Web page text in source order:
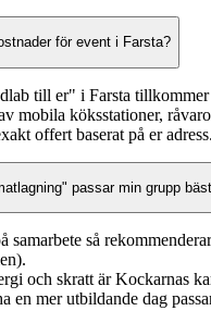
för event i Farsta?
till er" i Farsta
mobila köksstationer,
offert baserat på er adress.
passar min grupp
samarbete så
och skratt är Kockarnas
en mer utbildande dag